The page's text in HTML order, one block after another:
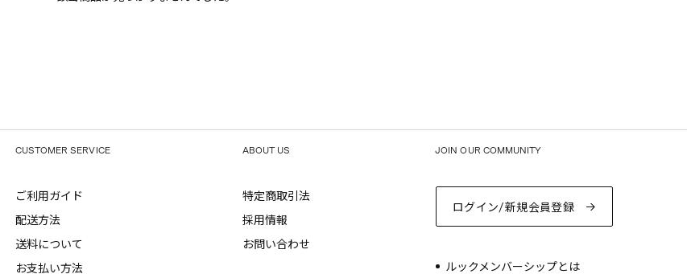
CUSTOMER SERVICE
ご利用ガイド
配送方法
送料について
お支払い方法
ABOUT US
特定商取引法
採用情報
お問い合わせ
JOIN OUR COMMUNITY
ログイン/新規会員登録
ルックメンバーシップとは